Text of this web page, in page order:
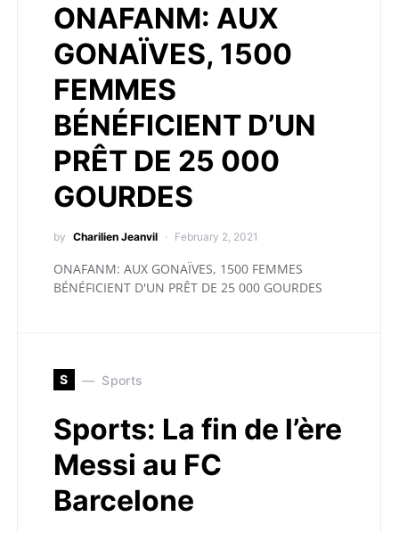
ONAFANM: AUX
GONAÏVES, 1500
FEMMES
BÉNÉFICIENT D’UN
PRÊT DE 25 000
GOURDES
by Charilien Jeanvil February 2, 2021
ONAFANM: AUX GONAÏVES, 1500 FEMMES
BÉNÉFICIENT D'UN PRÊT DE 25 000 GOURDES
S Sports
Sports: La fin de l’ère
Messi au FC
Barcelone